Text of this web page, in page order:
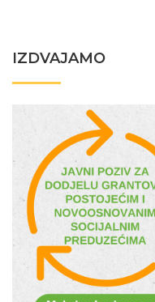
IZDVAJAMO